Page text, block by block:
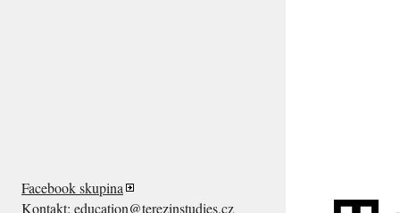
Facebook skupina
Kontakt: education@terezinstudies.cz